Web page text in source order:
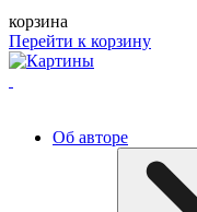
корзина
Перейти к корзину
Об авторе